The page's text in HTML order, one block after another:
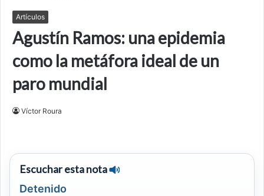
Artículos
Agustín Ramos: una epidemia
como la metáfora ideal de un
paro mundial
Víctor Roura
Escuchar esta nota
Detenido